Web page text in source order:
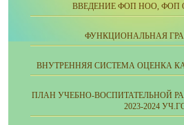
ВВЕДЕНИЕ ФОП НОО, ФОП
ФУНКЦИОНАЛЬНАЯ
ВНУТРЕННЯЯ СИСТЕМА ОЦЕНКА
ПЛАН УЧЕБНО-ВОСПИТАТЕЛЬНОЙ
2023-2024